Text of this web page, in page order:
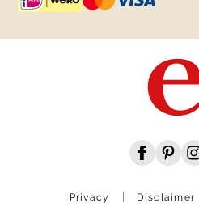
Privacy Disclaimer